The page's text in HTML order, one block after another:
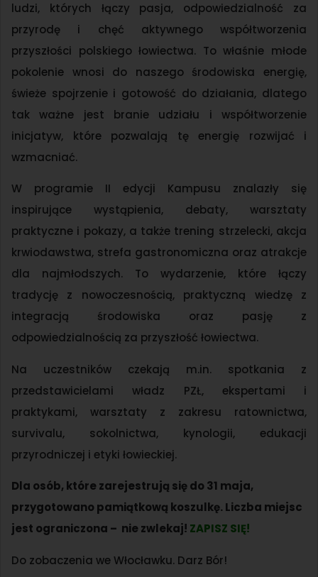
ludzi, których łączy pasja, odpowiedzialność za
przyrodę i chęć aktywnego współtworzenia
przyszłości polskiego łowiectwa. To właśnie młode
pokolenie wnosi do naszego środowiska energię,
świeże spojrzenie i gotowość do działania, dlatego
tak ważne jest branie udziału i współtworzenie
inicjatyw, które pozwalają tę energię rozwijać i
wzmacniać.
W programie II edycji Kampusu znalazły się
inspirujące wystąpienia, debaty, warsztaty
praktyczne i pokazy, a także trening strzelecki, akcja
krwiodawstwa, strefa gastronomiczna oraz atrakcje
dla najmłodszych. To wydarzenie, które łączy
tradycję z nowoczesnością, praktyczną wiedzę z
integracją środowiska oraz pasję z
odpowiedzialnością za przyszłość łowiectwa.
Na uczestników czekają m.in. spotkania z
przedstawicielami władz PZŁ, ekspertami i
praktykami, warsztaty z zakresu ratownictwa,
survivalu, sokolnictwa, kynologii, edukacji
przyrodniczej i etyki łowieckiej.
Dla osób, które zarejestrują się do 31 maja,
przygotowano pamiątkową koszulkę. Liczba miejsc
jest ograniczona – nie zwlekaj! ZAPISZ SIĘ!
Do zobaczenia we Włocławku. Darz Bór!